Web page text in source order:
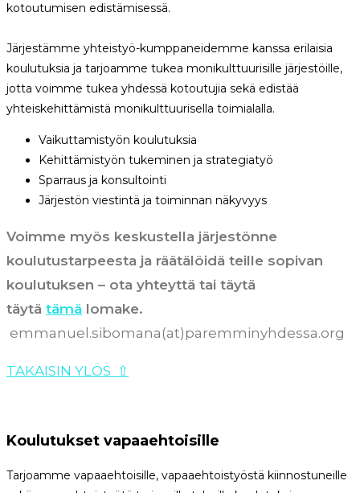
kotoutumisen edistämisessä.
Järjestämme yhteistyö-kumppaneidemme kanssa erilaisia
koulutuksia ja tarjoamme tukea monikulttuurisille järjestöille,
jotta voimme tukea yhdessä kotoutujia sekä edistää
yhteiskehittämistä monikulttuurisella toimialalla.
Vaikuttamistyön koulutuksia
Kehittämistyön tukeminen ja strategiatyö
Sparraus ja konsultointi
Järjestön viestintä ja toiminnan näkyvyys
Voimme myös keskustella järjestönne
koulutustarpeesta ja räätälöidä teille sopivan
koulutuksen – ota yhteyttä tai täytä
täytä tämä lomake.
emmanuel.sibomana(at)paremminyhdessa.org
TAKAISIN YLÖS ⇧
Koulutukset vapaaehtoisille
Tarjoamme vapaaehtoisille, vapaaehtoistyöstä kiinnostuneille